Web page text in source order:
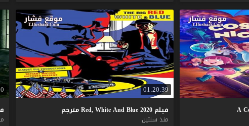
01:20:39
فيلم Red,WhiteAndBlue2020
مترجم
منذ سنتين